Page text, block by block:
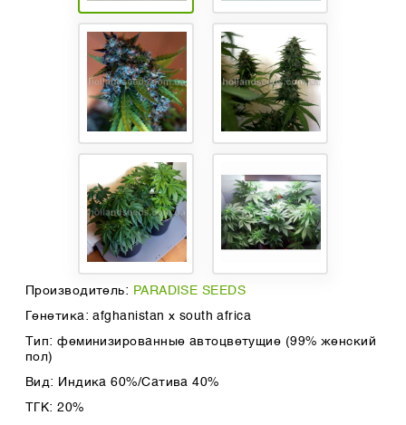
Производитель: PARADISE SEEDS
Генетика: afghanistan x south africa
Тип: феминизированные автоцветущие (99% женский
пол)
Вид: Индика 60%/Сатива 40%
ТГК: 20%